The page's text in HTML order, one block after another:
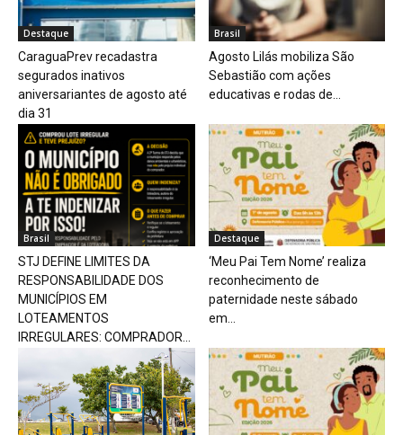
Destaque
CaraguaPrev recadastra
segurados inativos
aniversariantes de agosto até
dia 31
Brasil
Agosto Lilás mobiliza São
Sebastião com ações
educativas e rodas de...
Brasil
STJ DEFINE LIMITES DA
RESPONSABILIDADE DOS
MUNICÍPIOS EM
LOTEAMENTOS
IRREGULARES: COMPRADOR...
Destaque
‘Meu Pai Tem Nome’ realiza
reconhecimento de
paternidade neste sábado
em...